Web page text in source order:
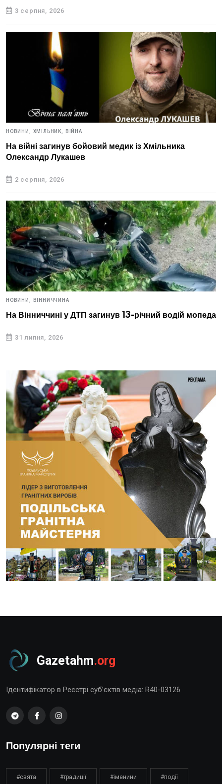
3 серпня, 2026
НОВИНИ, ХМІЛЬНИК, ВІЙНА
На війні загинув бойовий медик із Хмільника
Олександр Лукашев
2 серпня, 2026
НОВИНИ, ВІННИЧЧИНА
На Вінниччині у ДТП загинув 13-річний водій мопеда
31 липня, 2026
Gazetahm.org
Ідентифікатор в Реєстрі суб’єктів медіа: R40-03126
Популярні теги
#свята #традиції #іменини #події